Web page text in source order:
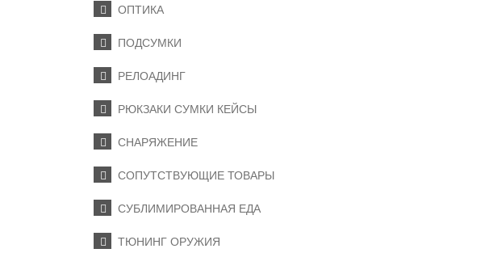
ОПТИКА
ПОДСУМКИ
РЕЛОАДИНГ
РЮКЗАКИ СУМКИ КЕЙСЫ
СНАРЯЖЕНИЕ
СОПУТСТВУЮЩИЕ ТОВАРЫ
СУБЛИМИРОВАННАЯ ЕДА
ТЮНИНГ ОРУЖИЯ